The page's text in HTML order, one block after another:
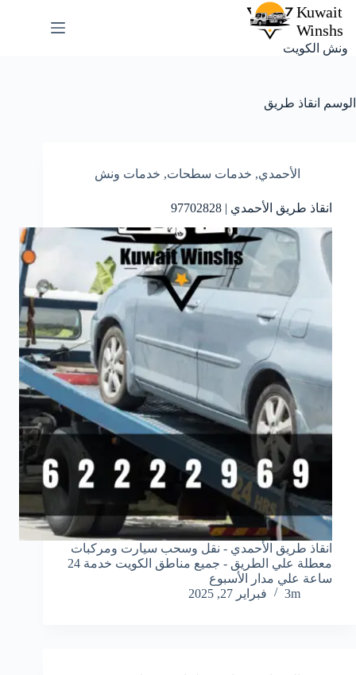
التجاوز
إلى
المحتوى
ونش الكويت
الوسم انقاذ طريق
الأحمدي, خدمات سطحات, خدمات ونش
انقاذ طريق الأحمدي | 97702828
انقاذ طريق الأحمدي - نقل وسحب سيارت ومركبات
معطلة علي الطريق - جميع مناطق الكويت خدمة 24
ساعة علي مدار الأسبوع
3m
فبراير 27, 2025